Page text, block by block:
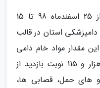
او اظهار کرد: در این طرح که از 25 اسفندماه 98 تا 15
دامپزشکی استان در قالب
این مقدار مواد خام دامی
غیر بهداشتی را طی بیش از 9 هزار و 115 نوبت بازدید از
های حمل، قصابی ها،